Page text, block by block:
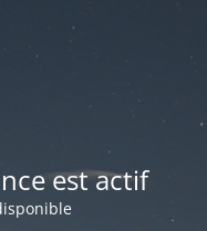
est actif